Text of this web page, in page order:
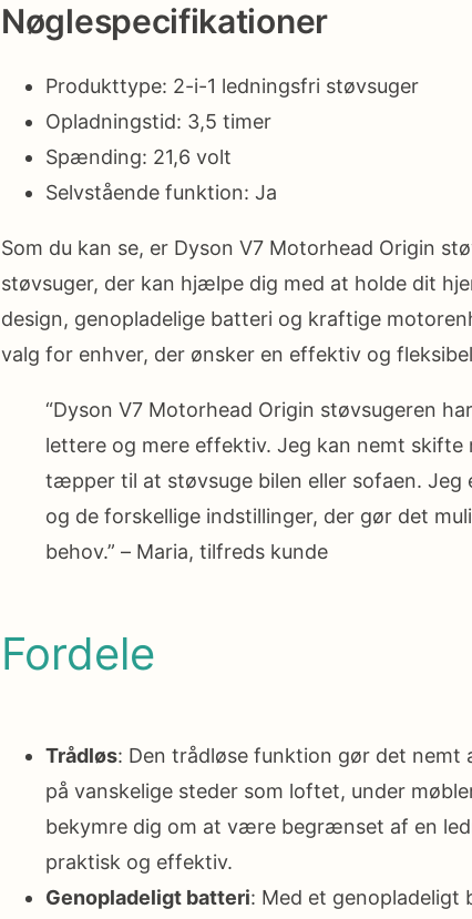
Nøglespecifikationer
Produkttype: 2-i-1 ledningsfri støvsuger
Opladningstid: 3,5 timer
Spænding: 21,6 volt
Selvstående funktion: Ja
Som du kan se, er Dyson V7 Motorhead Origin
støvsuger, der kan hjælpe dig med at holde dit
design, genopladelige batteri og kraftige
valg for enhver, der ønsker en effektiv og
“Dyson V7 Motorhead Origin støvsugeren
lettere og mere effektiv. Jeg kan nemt skifte
tæpper til at støvsuge bilen eller sofaen. Jeg
og de forskellige indstillinger, der gør det
behov.” – Maria, tilfreds kunde
Fordele
Trådløs: Den trådløse funktion gør det nemt
på vanskelige steder som loftet, under
bekymre dig om at være begrænset af en
praktisk og effektiv.
Genopladeligt batteri: Med et genopladeligt